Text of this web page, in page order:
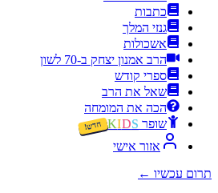
כתבות
גנזי המלך
אשכולות
הרב אמנון יצחק ב-70 לשון
ספרי קודש
שאל את הרב
הכה את המומחה
שופר
KIDS חדש!
אזור אישי
תרום עכשיו ←